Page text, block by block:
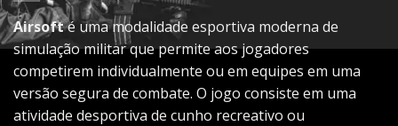
Airsofté uma modalidade esportiva moderna de
simulação militar que permite aos jogadores
competirem individualmente ou em equipes em uma
versão segura de combate. O jogo consiste em uma
atividade desportiva de cunho recreativo ou